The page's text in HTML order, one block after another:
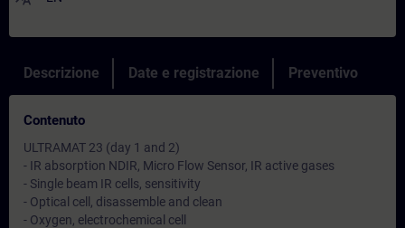
Descrizione Date e registrazione Preventivo
Contenuto
ULTRAMAT 23 (day 1 and 2)
- IR absorption NDIR, Micro Flow Sensor, IR active gases
- Single beam IR cells, sensitivity
- Optical cell, disassemble and clean
- Oxygen, electrochemical cell